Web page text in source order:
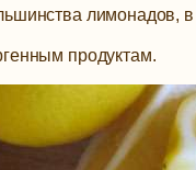
лимонадов, в
продуктам.